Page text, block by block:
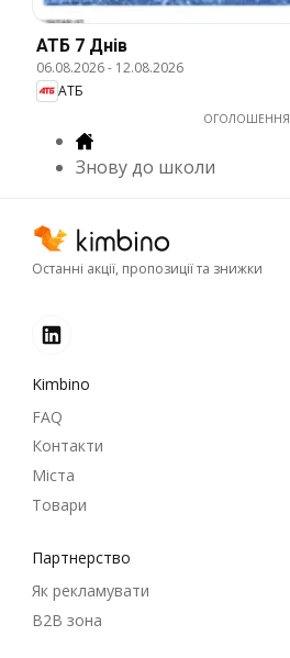
АТБ 7 Днів
06.08.2026- 12.08.2026
АТБ
ОГОЛОШЕННЯ
Знову до школи
Останні акції, пропозиції та знижки
Kimbino
FAQ
Контакти
Міста
Товари
Партнерство
Як рекламувати
B2B зона